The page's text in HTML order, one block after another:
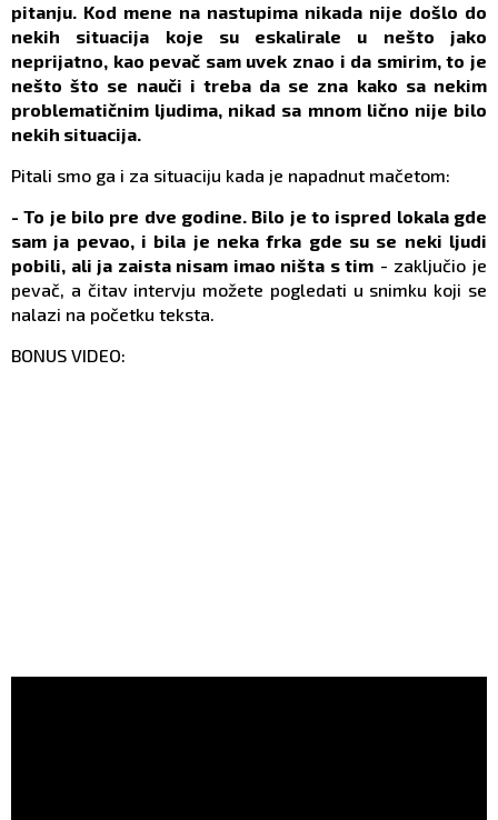
pitanju. Kod mene na nastupima nikada nije došlo do
nekih situacija koje su eskalirale u nešto jako
neprijatno, kao pevač sam uvek znao i da smirim, to je
nešto što se nauči i treba da se zna kako sa nekim
problematičnim ljudima, nikad sa mnom lično nije bilo
nekih situacija.
Pitali smo ga i za situaciju kada je napadnut mačetom:
- To je bilo pre dve godine. Bilo je to ispred lokala gde
sam ja pevao, i bila je neka frka gde su se neki ljudi
pobili, ali ja zaista nisam imao ništa s tim - zaključio je
pevač, a čitav intervju možete pogledati u snimku koji se
nalazi na početku teksta.
BONUS VIDEO: